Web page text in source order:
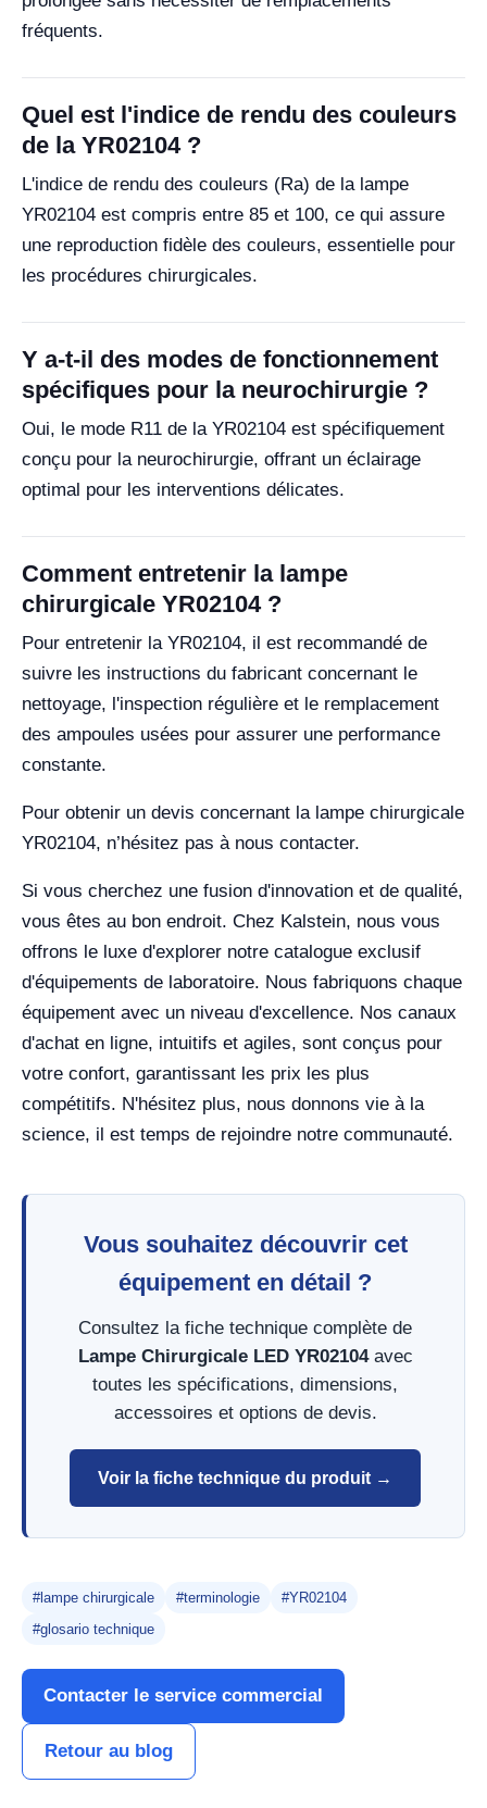
fréquents.
Quel est l'indice de rendu des couleurs
de la YR02104 ?
L'indice de rendu des couleurs (Ra) de la lampe
YR02104 est compris entre 85 et 100, ce qui assure
une reproduction fidèle des couleurs, essentielle pour
les procédures chirurgicales.
Y a-t-il des modes de fonctionnement
spécifiques pour la neurochirurgie ?
Oui, le mode R11 de la YR02104 est spécifiquement
conçu pour la neurochirurgie, offrant un éclairage
optimal pour les interventions délicates.
Comment entretenir la lampe
chirurgicale YR02104 ?
Pour entretenir la YR02104, il est recommandé de
suivre les instructions du fabricant concernant le
nettoyage, l'inspection régulière et le remplacement
des ampoules usées pour assurer une performance
constante.
Pour obtenir un devis concernant la lampe chirurgicale
YR02104, n’hésitez pas à nous contacter.
Si vous cherchez une fusion d'innovation et de qualité,
vous êtes au bon endroit. Chez Kalstein, nous vous
offrons le luxe d'explorer notre catalogue exclusif
d'équipements de laboratoire. Nous fabriquons chaque
équipement avec un niveau d'excellence. Nos canaux
d'achat en ligne, intuitifs et agiles, sont conçus pour
votre confort, garantissant les prix les plus
compétitifs. N'hésitez plus, nous donnons vie à la
science, il est temps de rejoindre notre communauté.
Vous souhaitez découvrir cet
équipement en détail ?
Consultez la fiche technique complète de
Lampe Chirurgicale LED YR02104avec
toutes les spécifications, dimensions,
accessoires et options de devis.
Voir la fiche technique du produit →
#lampe chirurgicale #terminologie
#YR02104
#glosario technique
Contacter le service commercial
Retour au blog